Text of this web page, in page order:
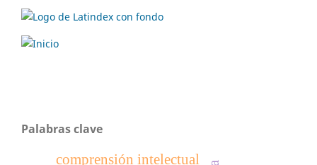
Palabras clave
comprensión intelectual